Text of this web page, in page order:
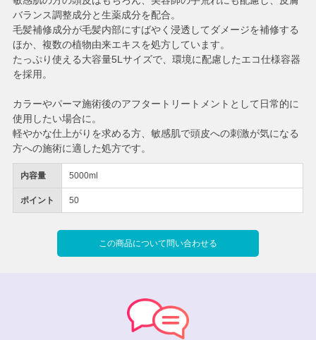
内容量 5000ml
ポイント 50
この商品について問い合わせる
バランス調整成分と生薬成分を配合。
毛髪補修成分が毛髪内部にすばやく浸透してダメージを補修する
ほか、複数の植物由来エキスを処方しています。
たっぷり使える大容量5Lサイズで、環境に配慮したエコ仕様容器
を採用。
カラーやパーマ施術後のアフタートリートメントとして日常的に
使用したい場合に。
軽やかな仕上がりを求める方、敏感肌で頭皮への刺激が気になる
方への施術に適した処方です。